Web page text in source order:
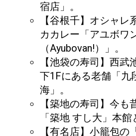
宿店」。
【谷根千】オシャ
カカレー「アユボワ
（Ayubovan!）」。
【池袋の寿司】西
下1Fにある老舗「九
海」。
【築地の寿司】今も
「築地 すし大」本館
【有名店】小籠包の